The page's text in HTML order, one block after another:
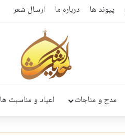
پیوند ها درباره ما ارسال شعر
مدح و مناجات اعیاد و مناسبت ها